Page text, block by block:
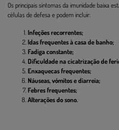
Os principais sintomas da imunidade baixa
células de defesa e podem incluir:
Infeções recorrentes;
Idas frequentes à casa de banho;
Fadiga constante;
Dificuldade na cicatrização de
Enxaquecas frequentes;
Náuseas, vómitos e diarreia;
Febres frequentes;
Alterações do sono.